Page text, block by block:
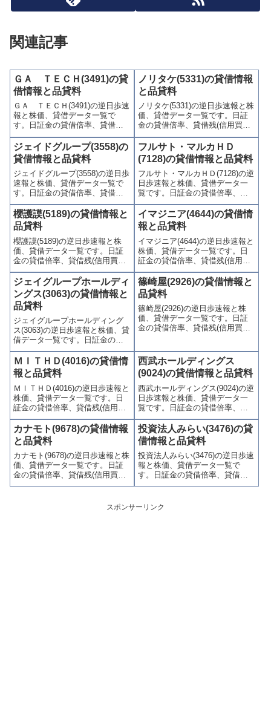
関連記事
ＧＡ ＴＥＣＨ(3491)の貸
借情報と品貸料
ＧＡ ＴＥＣＨ(3491)の逆日歩速
報と株価、貸借データ一覧で
す。日証金の貸借倍率、貸借残
(信用買残、信用売残)、品貸料
(逆日歩)、東証の週末残高、規制
(注意喚起・申込停止)など、空売
り関連情報を集計し、図解でわ
かりやすくまとめて掲載してい
ます。
ノリタケ(5331)の貸借情報
と品貸料
ノリタケ(5331)の逆日歩速報と株
価、貸借データ一覧です。日証
金の貸借倍率、貸借残(信用買
残、信用売残)、品貸料(逆日
歩)、東証の週末残高、規制(注意
喚起・申込停止)など、空売り関
連情報を集計し、図解でわかり
やすくまとめて掲載していま
す。
ジェイドグループ(3558)の
貸借情報と品貸料
ジェイドグループ(3558)の逆日歩
速報と株価、貸借データ一覧で
す。日証金の貸借倍率、貸借残
(信用買残、信用売残)、品貸料
(逆日歩)、東証の週末残高、規制
(注意喚起・申込停止)など、空売
り関連情報を集計し、図解でわ
かりやすくまとめて掲載してい
ます。
フルサト・マルカＨＤ
(7128)の貸借情報と品貸料
フルサト・マルカＨＤ(7128)の逆
日歩速報と株価、貸借データ一
覧です。日証金の貸借倍率、貸
借残(信用買残、信用売残)、品貸
料(逆日歩)、東証の週末残高、規
制(注意喚起・申込停止)など、空
売り関連情報を集計し、図解で
わかりやすくまとめて掲載して
います。
櫻護謨(5189)の貸借情報と
品貸料
櫻護謨(5189)の逆日歩速報と株
価、貸借データ一覧です。日証
金の貸借倍率、貸借残(信用買
残、信用売残)、品貸料(逆日
歩)、東証の週末残高、規制(注意
喚起・申込停止)など、空売り関
連情報を集計し、図解でわかり
やすくまとめて掲載していま
す。
イマジニア(4644)の貸借情
報と品貸料
イマジニア(4644)の逆日歩速報と
株価、貸借データ一覧です。日
証金の貸借倍率、貸借残(信用買
残、信用売残)、品貸料(逆日
歩)、東証の週末残高、規制(注意
喚起・申込停止)など、空売り関
連情報を集計し、図解でわかり
やすくまとめて掲載していま
す。
ジェイグループホールディ
ングス(3063)の貸借情報と
品貸料
ジェイグループホールディング
ス(3063)の逆日歩速報と株価、貸
借データ一覧です。日証金の貸
借倍率、貸借残(信用買残、信用
売残)、品貸料(逆日歩)、東証の
週末残高、規制(注意喚起・申込
停止)など、空売り関連情報を集
計し、図解でわかりやすくまと
めて掲載しています。
篠崎屋(2926)の貸借情報と
品貸料
篠崎屋(2926)の逆日歩速報と株
価、貸借データ一覧です。日証
金の貸借倍率、貸借残(信用買
喚起・申込停止)など、空売り関
連情報を集計し、図解でわかり
やすくまとめて掲載していま
す。
ＭＩＴＨＤ(4016)の貸借情
報と品貸料
ＭＩＴＨＤ(4016)の逆日歩速報と
株価、貸借データ一覧です。日
証金の貸借倍率、貸借残(信用買
残、信用売残)、品貸料(逆日
歩)、東証の週末残高、規制(注意
喚起・申込停止)など、空売り関
連情報を集計し、図解でわかり
やすくまとめて掲載していま
す。
西武ホールディングス
(9024)の貸借情報と品貸料
西武ホールディングス(9024)の逆
日歩速報と株価、貸借データ一
覧です。日証金の貸借倍率、貸
借残(信用買残、信用売残)、品貸
料(逆日歩)、東証の週末残高、規
制(注意喚起・申込停止)など、空
売り関連情報を集計し、図解で
わかりやすくまとめて掲載して
います。
カナモト(9678)の貸借情報
と品貸料
カナモト(9678)の逆日歩速報と株
価、貸借データ一覧です。日証
金の貸借倍率、貸借残(信用買
残、信用売残)、品貸料(逆日
喚起・申込停止)など、空売り関
連情報を集計し、図解でわかり
投資法人みらい(3476)の貸
借情報と品貸料
投資法人みらい(3476)の逆日歩速
報と株価、貸借データ一覧で
す。日証金の貸借倍率、貸借残
(信用買残、信用売残)、品貸料
(注意喚起・申込停止)など、空売
り関連情報を集計し、図解でわ
スポンサーリンク